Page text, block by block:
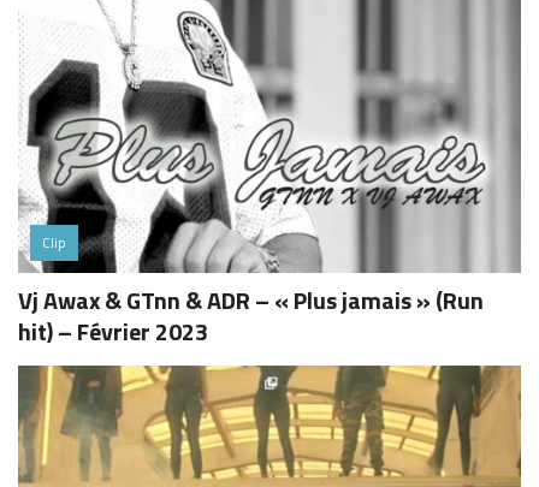
Clip
Vj Awax & GTnn & ADR – « Plus jamais » (Run
hit) – Février 2023